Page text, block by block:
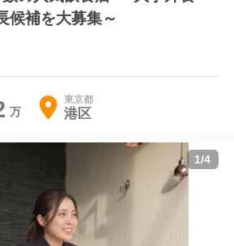
候補を大募集～
東京都
港区
1/4